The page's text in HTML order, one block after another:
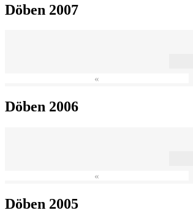
Döben 2007
«
Döben 2006
«
Döben 2005